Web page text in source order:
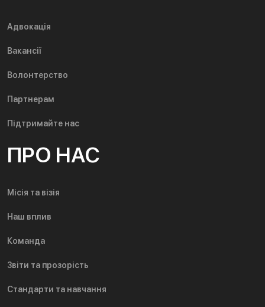
Адвокація
Вакансії
Волонтерство
Партнерам
Підтримайте нас
ПРО НАС
Місія та візія
Наш вплив
Команда
Звіти та прозорість
Стандарти та навчання